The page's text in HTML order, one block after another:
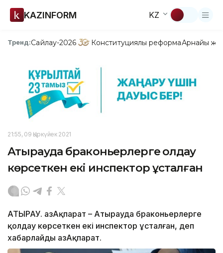
KAZINFORM KZ
Тренд:Сайлау-2026 Конституциялық реформаАрнайы
21:55, 09 Қыркүйек 2021
​Атырауда браконьерлерге қолдау
көрсеткен екі инспектор ұсталған
АТЫРАУ. ҚазАқпарат – Атырауда браконьерлерге
қолдау көрсеткен екі инспектор ұсталған, деп
хабарлайды ҚазАқпарат.